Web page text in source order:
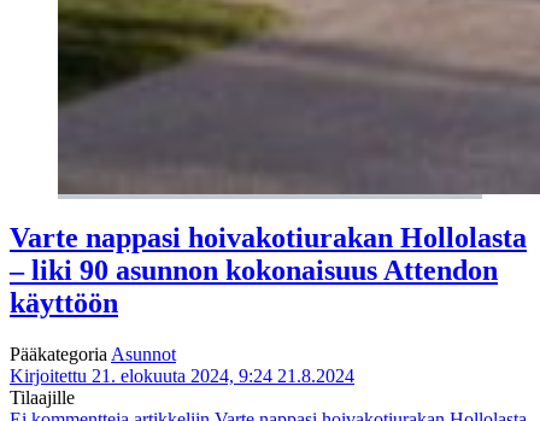
Varte nappasi hoivakotiurakan Hollolasta
– liki 90 asunnon kokonaisuus Attendon
käyttöön
Pääkategoria Asunnot
Kirjoitettu 21. elokuuta 2024, 9:24 21.8.2024
Tilaajille